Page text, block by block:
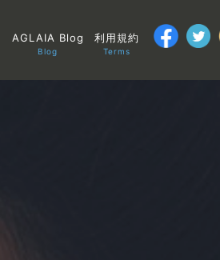
AGLAIA Blog
Blog
利用規約
Terms